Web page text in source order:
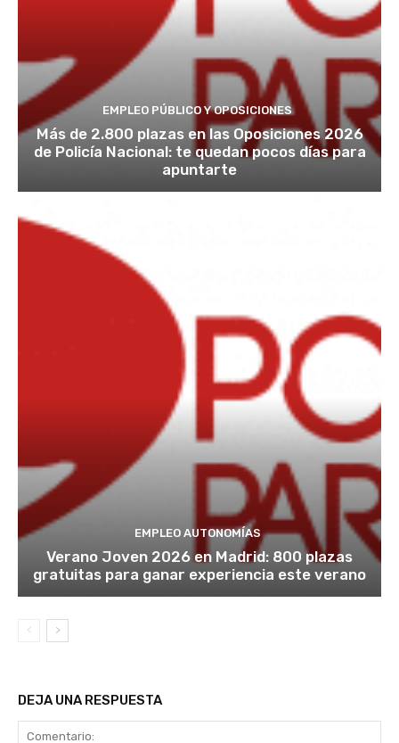
EMPLEO PÚBLICO Y OPOSICIONES
Más de 2.800 plazas en las Oposiciones 2026
de Policía Nacional: te quedan pocos días para
apuntarte
EMPLEO AUTONOMÍAS
Verano Joven 2026 en Madrid: 800 plazas
gratuitas para ganar experiencia este verano
DEJA UNA RESPUESTA